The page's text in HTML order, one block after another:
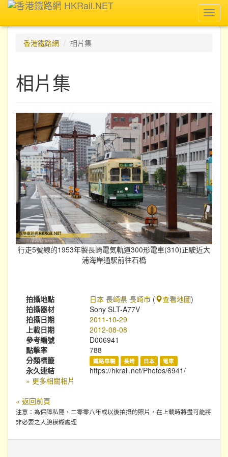
香港鐵路網
相片集
相片集
行走5號線的1953年製長崎電気軌道300形電車(310)正駛近大
浦海岸通駅前往石橋
拍攝地點 日本 長崎県 長崎市 ( 查看地圖)
拍攝器材
Sony SLT-A77V
拍攝日期
2011-10-29
上載日期
2012-08-08
參考編號
D006941
點擊率
788
分類標籤
鐵路車輛 長崎 日本 電車
永久連結
https://hkrail.net/Photos/6941/
» 更多相關相片
« 返回前頁
注意：為保障私隱，二零零八年或以後拍攝的照片，在上載時將盡可能將
非必要之人臉模糊處理